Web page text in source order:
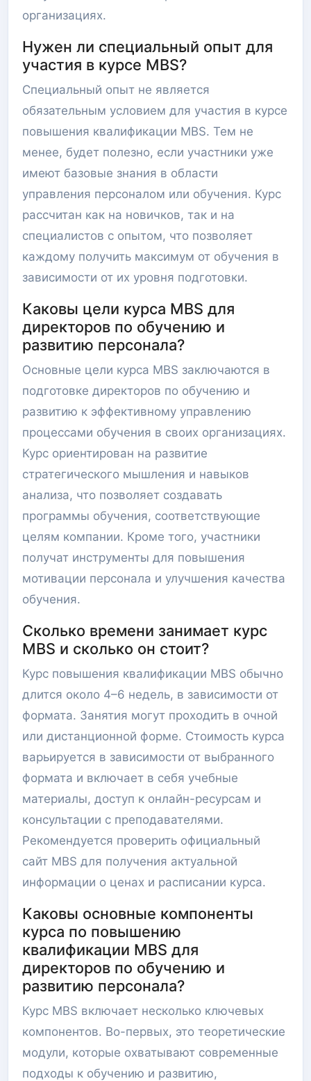
организациях.
Нужен ли специальный опыт для
участия в курсе MBS?
Специальный опыт не является
обязательным условием для участия в курсе
повышения квалификации MBS. Тем не
менее, будет полезно, если участники уже
имеют базовые знания в области
управления персоналом или обучения. Курс
рассчитан как на новичков, так и на
специалистов с опытом, что позволяет
каждому получить максимум от обучения в
зависимости от их уровня подготовки.
Каковы цели курса MBS для
директоров по обучению и
развитию персонала?
Основные цели курса MBS заключаются в
подготовке директоров по обучению и
развитию к эффективному управлению
процессами обучения в своих организациях.
Курс ориентирован на развитие
стратегического мышления и навыков
анализа, что позволяет создавать
программы обучения, соответствующие
целям компании. Кроме того, участники
получат инструменты для повышения
мотивации персонала и улучшения качества
обучения.
Сколько времени занимает курс
MBS и сколько он стоит?
Курс повышения квалификации MBS обычно
длится около 4–6 недель, в зависимости от
формата. Занятия могут проходить в очной
или дистанционной форме. Стоимость курса
варьируется в зависимости от выбранного
формата и включает в себя учебные
материалы, доступ к онлайн-ресурсам и
консультации с преподавателями.
Рекомендуется проверить официальный
сайт MBS для получения актуальной
информации о ценах и расписании курса.
Каковы основные компоненты
курса по повышению
квалификации MBS для
директоров по обучению и
развитию персонала?
Курс MBS включает несколько ключевых
компонентов. Во-первых, это теоретические
модули, которые охватывают современные
подходы к обучению и развитию,